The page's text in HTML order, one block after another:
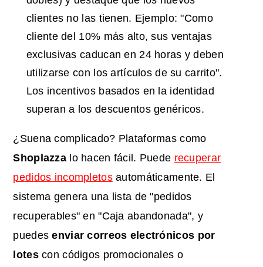
clientes no las tienen. Ejemplo: "Como
cliente del 10% más alto, sus ventajas
exclusivas caducan en 24 horas y deben
utilizarse con los artículos de su carrito".
Los incentivos basados en la identidad
superan a los descuentos genéricos.
¿Suena complicado? Plataformas como
Shoplazza lo hacen fácil. Puede recuperar
pedidos incompletosautomáticamente. El
sistema genera una lista de "pedidos
recuperables" en "Caja abandonada", y
puedesenviar correos electrónicos por
lotescon códigos promocionales o